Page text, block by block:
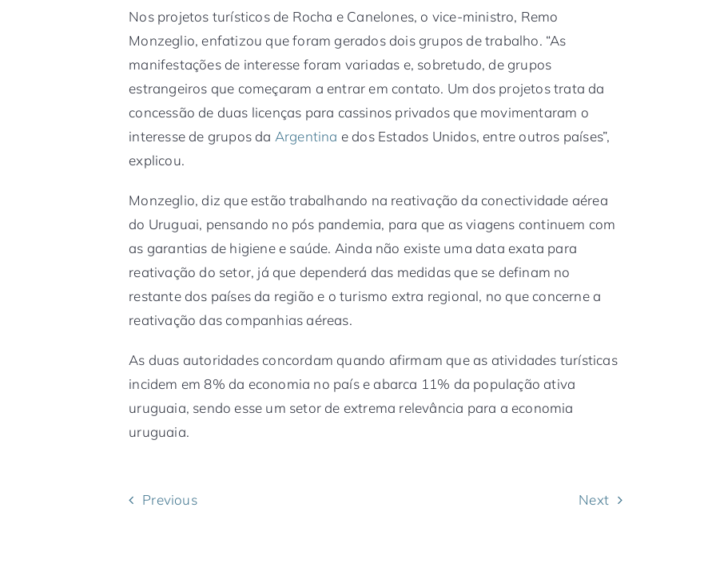
Nos projetos turísticos de Rocha e Canelones, o vice-ministro, Remo
Monzeglio, enfatizou que foram gerados dois grupos de trabalho. “As
manifestações de interesse foram variadas e, sobretudo, de grupos
estrangeiros que começaram a entrar em contato. Um dos projetos trata da
concessão de duas licenças para cassinos privados que movimentaram o
interesse de grupos da Argentina e dos Estados Unidos, entre outros países”,
explicou.
Monzeglio, diz que estão trabalhando na reativação da conectividade aérea
do Uruguai, pensando no pós pandemia, para que as viagens continuem com
as garantias de higiene e saúde. Ainda não existe uma data exata para
reativação do setor, já que dependerá das medidas que se definam no
restante dos países da região e o turismo extra regional, no que concerne a
reativação das companhias aéreas.
As duas autoridades concordam quando afirmam que as atividades turísticas
incidem em 8% da economia no país e abarca 11% da população ativa
uruguaia, sendo esse um setor de extrema relevância para a economia
uruguaia.
Previous Next